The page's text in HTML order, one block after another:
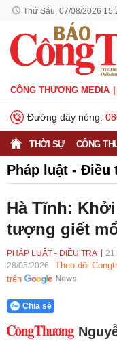
Thứ Sáu, 07/08/2026
CÔNG THƯƠNG MEDIA
Đường dây nóng:
THỜI SỰ CÔNG
Pháp luật - Điều
Hà Tĩnh:
tượng giết
PHÁP LUẬT - ĐIỀU TRA
28/05/2026
Theo dõi
trên
Chia sẻ